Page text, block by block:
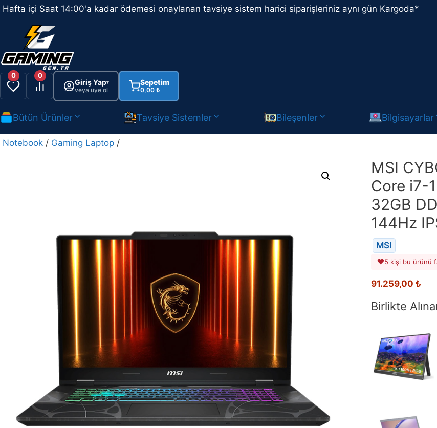
İçeriğe
atla
Hafta içi Saat 14:00'a kadar ödemesi onaylanan tavsiye sistem harici siparişleriniz aynı gün Kargoda*
0 0
Giriş Yap▾
veya üye ol
Sepetim
0,00 ₺
Bütün Ürünler Tavsiye Sistemler Bileşenler Bilgisayarlar
Notebook / Gaming Laptop /
MSI
Core i7-
32GB
144Hz
MSI
5 kişi bu ürünü
91.259,00 ₺
Birlikte